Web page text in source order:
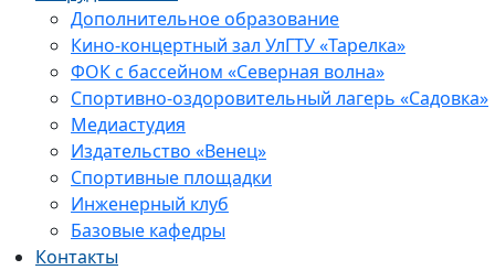
Дополнительное образование
Кино-концертный зал УлГТУ «Тарелка»
ФОК с бассейном «Северная волна»
Спортивно-оздоровительный лагерь «Садовка»
Медиастудия
Издательство «Венец»
Спортивные площадки
Инженерный клуб
Базовые кафедры
Контакты